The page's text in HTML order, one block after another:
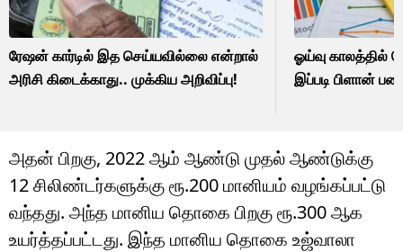
ரேஷன் கார்டில் இத செய்யவில்லை என்றால்
அரிசி கிடைக்காது.. முக்கிய அறிவிப்பு!
ஓய்வு காலத்தில்
இப்படி பிளான்
அதன் பிறகு, 2022 ஆம் ஆண்டு முதல் ஆண்டுக்கு
12 சிலிண்டர்களுக்கு ரூ.200 மானியம் வழங்கப்பட்டு
வந்தது. அந்த மானிய தொகை பிறகு ரூ.300 ஆக
உயர்த்தப்பட்டது. இந்த மானிய தொகை உஜ்வாலா